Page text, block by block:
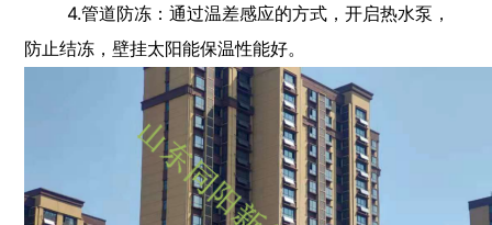
4.管道防冻：通过温差感应的方式，开启热水泵，
防止结冻，壁挂太阳能保温性能好。